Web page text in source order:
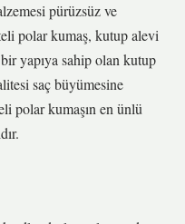
pürüzsüz ve
polar kumaş, kutup alevi
yapıya sahip olan kutup
saç büyümesine
polar kumaşın en ünlü